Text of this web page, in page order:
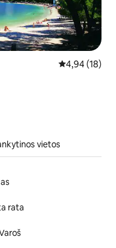
Vidutinis
4,94 (18)
vietos
rata